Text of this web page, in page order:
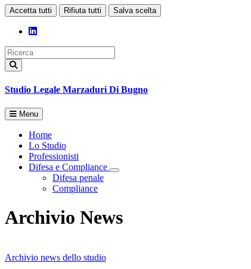
Accetta tutti Rifiuta tutti Salva scelta
Studio Legale Marzaduri Di Bugno
Menu
Home
Lo Studio
Professionisti
Difesa e Compliance
Toggle Dropdown
Difesa penale
Compliance
Archivio News
Archivio news dello studio